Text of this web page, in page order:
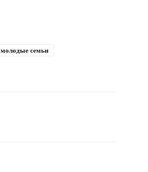
молодые семьи